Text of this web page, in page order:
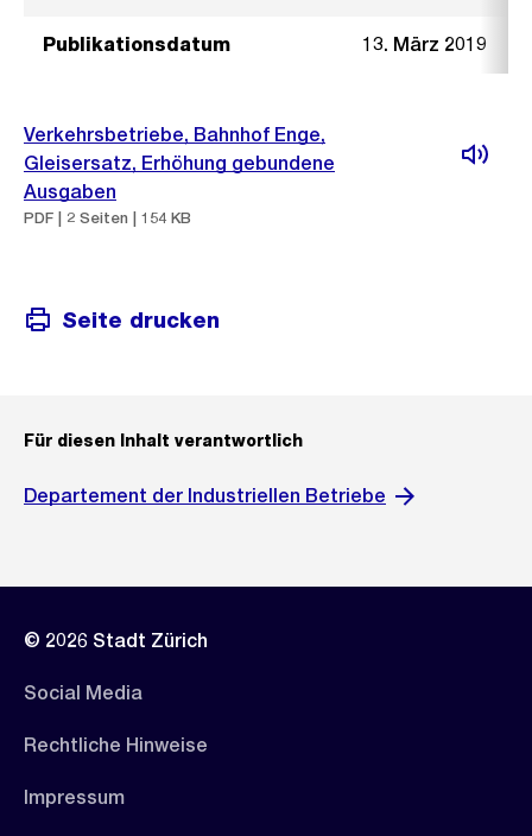
Publikationsdatum 13. März 2019
Verkehrsbetriebe, Bahnhof Enge,
Gleisersatz, Erhöhung gebundene
Ausgaben
PDF | 2 Seiten | 154 KB
Seite drucken
Für diesen Inhalt verantwortlich
Departement der Industriellen Betriebe
© 2026 Stadt Zürich
Social Media
Rechtliche Hinweise
Impressum